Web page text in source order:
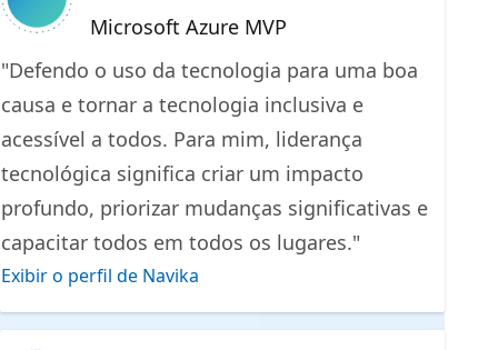
Microsoft Azure MVP
"Defendo o uso da tecnologia para uma boa
causa e tornar a tecnologia inclusiva e
acessível a todos. Para mim, liderança
tecnológica significa criar um impacto
profundo, priorizar mudanças significativas e
capacitar todos em todos os lugares."
Exibir o perfil de Navika